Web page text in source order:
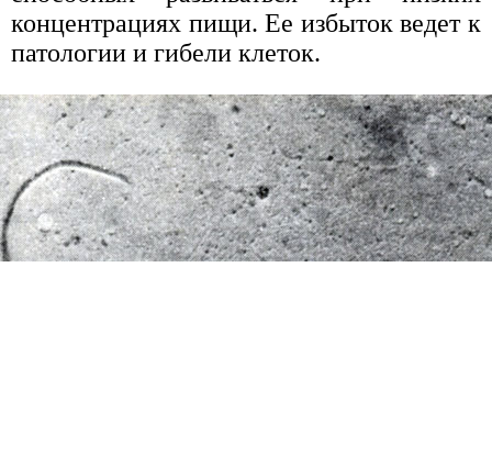
концентрациях пищи. Ее избыток ведет к
патологии и гибели клеток.